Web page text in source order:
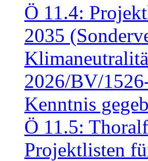
Ö 11.4:
2035
2026/BV/
Kenntnis
Ö 11.5:
Projektlisten